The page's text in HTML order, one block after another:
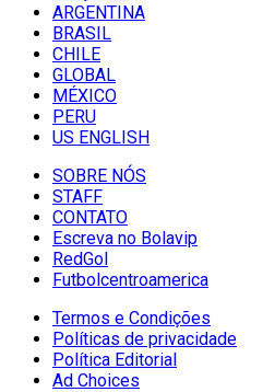
ARGENTINA
BRASIL
CHILE
GLOBAL
MÉXICO
PERU
US ENGLISH
SOBRE NÓS
STAFF
CONTATO
Escreva no Bolavip
RedGol
Futbolcentroamerica
Termos e Condições
Políticas de privacidade
Política Editorial
Ad Choices